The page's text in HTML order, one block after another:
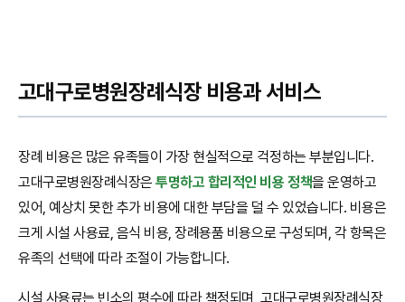
고대구로병원장례식장 비용과 서비스
장례 비용은 많은 유족들이 가장 현실적으로 걱정하는 부분입니다.
고대구로병원장례식장은투명하고 합리적인 비용 정책을 운영하고
있어, 예상치 못한 추가 비용에 대한 부담을 덜 수 있었습니다. 비용은
크게 시설 사용료, 음식 비용, 장례용품 비용으로 구성되며, 각 항목은
유족의 선택에 따라 조절이 가능합니다.
시설 사용료는 빈소의 평수에 따라 책정되며, 고대구로병원장례식장